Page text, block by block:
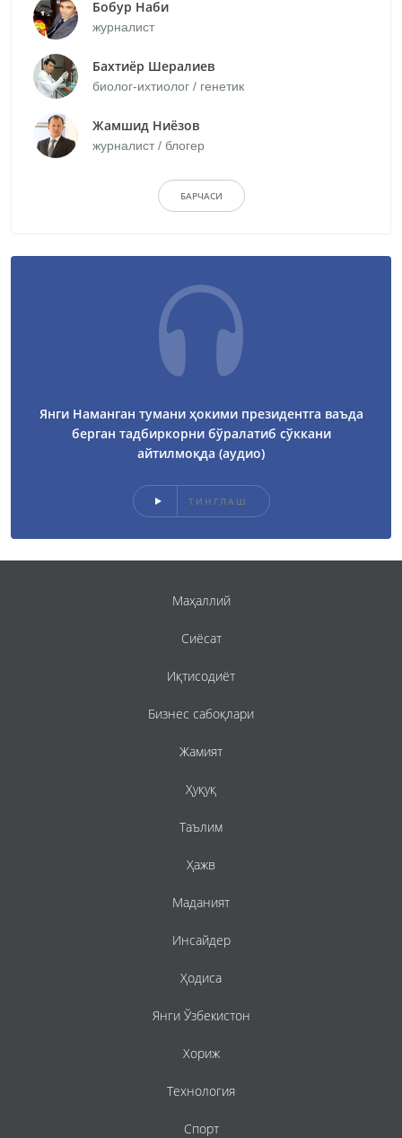
Бобур Наби
журналист
Бахтиёр Шералиев
биолог-ихтиолог / генетик
Жамшид Ниёзов
журналист / блогер
БАРЧАСИ
Янги Наманган тумани ҳокими президентга ваъда
берган тадбиркорни бўралатиб сўккани
айтилмоқда (аудио)
ТИНГЛАШ
Маҳаллий
Сиёсат
Иқтисодиёт
Бизнес сабоқлари
Жамият
Ҳуқуқ
Таълим
Ҳажв
Маданият
Инсайдер
Ҳодиса
Янги Ўзбекистон
Хориж
Технология
Спорт